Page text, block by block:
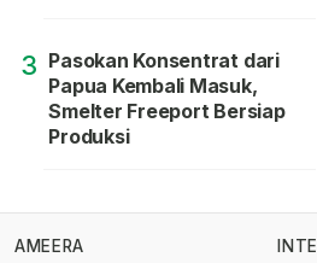
3 Pasokan Konsentrat dari
Papua Kembali Masuk,
Smelter Freeport Bersiap
Produksi
AMEERA